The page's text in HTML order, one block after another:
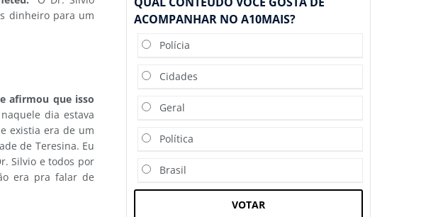
dinheiro para um
afirmou que isso
dia estava
existia era de um
de Teresina. Eu
Silvio e todos por
era pra falar de
ACOMPANHAR NO A10MAIS?
Polícia
Cidades
Geral
Política
Brasil
VOTAR